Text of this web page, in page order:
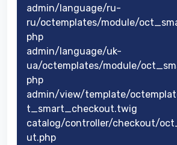
admin/language/ru-
ru/octemplates/module/
php
admin/language/uk-
ua/octemplates/module/
php
admin/view/template/
t_smart_checkout.twig
catalog/controller/checkout/
ut.php